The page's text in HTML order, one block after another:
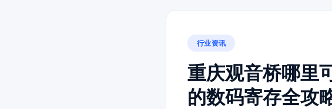
行业资讯
重庆观音桥哪里
的数码寄存全攻